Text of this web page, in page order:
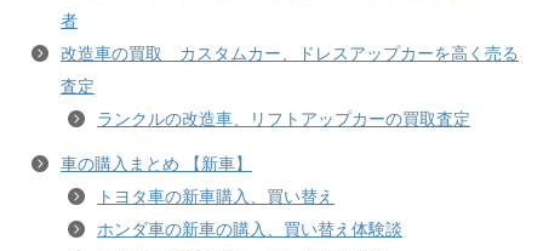
者
改造車の買取 カスタムカー、ドレスアップカーを高く売る
査定
ランクルの改造車、リフトアップカーの買取査定
車の購入まとめ 【新車】
トヨタ車の新車購入、買い替え
ホンダ車の新車の購入、買い替え体験談